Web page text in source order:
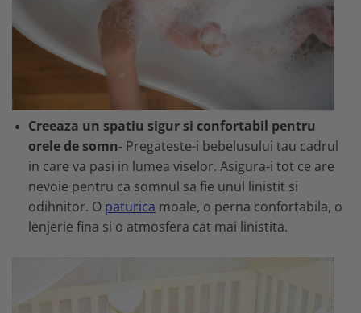
Creeaza un spatiu sigur si confortabil pentru
orele de somn- Pregateste-i bebelusului tau cadrul
in care va pasi in lumea viselor. Asigura-i tot ce are
nevoie pentru ca somnul sa fie unul linistit si
odihnitor. O paturica moale, o perna confortabila, o
lenjerie fina si o atmosfera cat mai linistita.